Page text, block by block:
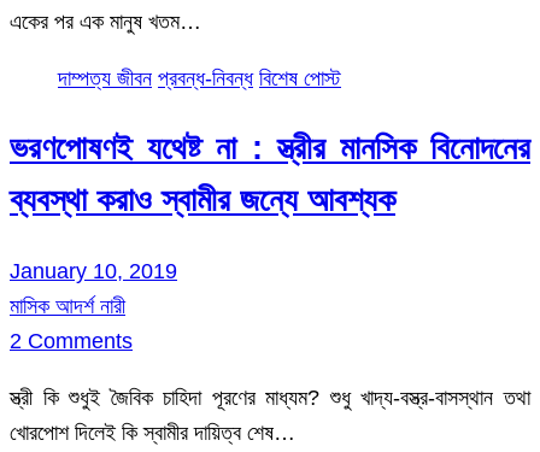
একের পর এক মানুষ খতম…
দাম্পত্য জীবন প্রবন্ধ-নিবন্ধ বিশেষ পোস্ট
ভরণপোষণই যথেষ্ট না : স্ত্রীর মানসিক বিনোদনের
ব্যবস্থা করাও স্বামীর জন্যে আবশ্যক
January 10, 2019
মাসিক আদর্শ নারী
2 Comments
স্ত্রী কি শুধুই জৈবিক চাহিদা পূরণের মাধ্যম? শুধু খাদ্য-বস্ত্র-বাসস্থান তথা
খোরপোশ দিলেই কি স্বামীর দায়িত্ব শেষ…